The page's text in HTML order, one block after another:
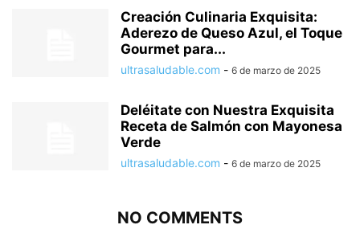
Creación Culinaria Exquisita:
Aderezo de Queso Azul, el Toque
Gourmet para...
ultrasaludable.com - 6 de marzo de 2025
Deléitate con Nuestra Exquisita
Receta de Salmón con Mayonesa
Verde
ultrasaludable.com - 6 de marzo de 2025
NO COMMENTS